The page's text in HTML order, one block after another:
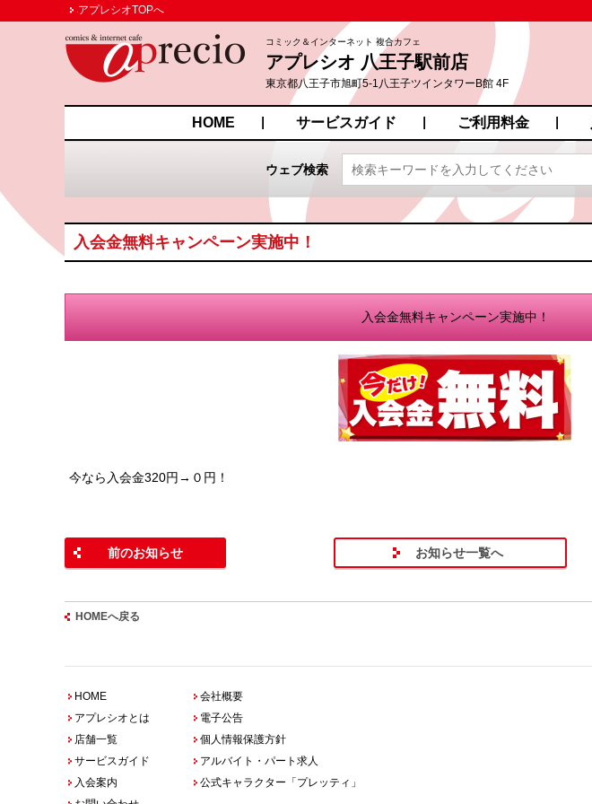
アプレシオTOPへ
コミック＆インターネット 複合カフェ
アプレシオ 八王子駅前店
東京都八王子市旭町5-1八王子ツインタワーB館 4F
HOME サービスガイド ご利用料金
ウェブ検索
入会金無料キャンペーン実施中！
入会金無料キャンペーン実施中！
今なら入会金320円→０円！
前のお知らせ お知らせ一覧へ
HOMEへ戻る
HOME
アプレシオとは
店舗一覧
サービスガイド
入会案内
会社概要
電子公告
個人情報保護方針
アルバイト・パート求人
公式キャラクター「プレッティ」